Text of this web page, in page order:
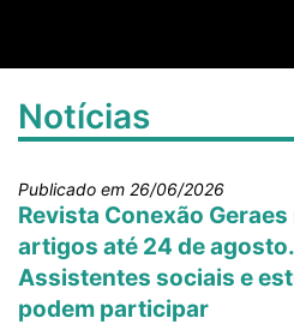
Notícias
Publicado em 26/06/2026
Revista Conexão
artigos até 24 de agosto.
Assistentes sociais e
podem participar